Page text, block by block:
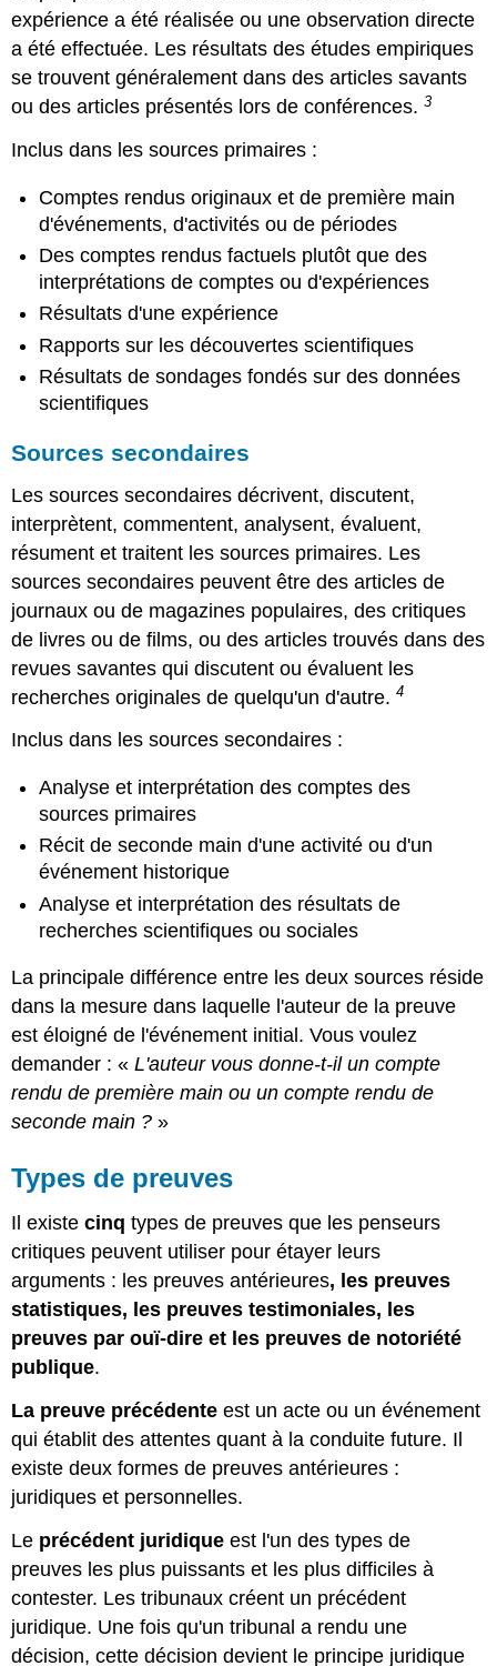
expérience a été réalisée ou une observation directe
a été effectuée. Les résultats des études empiriques
se trouvent généralement dans des articles savants
ou des articles présentés lors de conférences.3
Inclus dans les sources primaires :
Comptes rendus originaux et de première main
d'événements, d'activités ou de périodes
Des comptes rendus factuels plutôt que des
interprétations de comptes ou d'expériences
Résultats d'une expérience
Rapports sur les découvertes scientifiques
Résultats de sondages fondés sur des données
scientifiques
Sources secondaires
Les sources secondaires décrivent, discutent,
interprètent, commentent, analysent, évaluent,
résument et traitent les sources primaires. Les
sources secondaires peuvent être des articles de
journaux ou de magazines populaires, des critiques
de livres ou de films, ou des articles trouvés dans des
revues savantes qui discutent ou évaluent les
recherches originales de quelqu'un d'autre.4
Inclus dans les sources secondaires :
Analyse et interprétation des comptes des
sources primaires
Récit de seconde main d'une activité ou d'un
événement historique
Analyse et interprétation des résultats de
recherches scientifiques ou sociales
La principale différence entre les deux sources réside
dans la mesure dans laquelle l'auteur de la preuve
est éloigné de l'événement initial. Vous voulez
demander : «L'auteur vous donne-t-il un compte
rendu de première main ou un compte rendu de
seconde main ?»
Types de preuves
Il existecinq types de preuves que les penseurs
critiques peuvent utiliser pour étayer leurs
arguments : les preuves antérieures, les preuves
statistiques, les preuves testimoniales, les
preuves par ouï-dire et les preuves de notoriété
publique.
La preuve précédente est un acte ou un événement
qui établit des attentes quant à la conduite future. Il
existe deux formes de preuves antérieures :
juridiques et personnelles.
Le précédent juridique est l'un des types de
preuves les plus puissants et les plus difficiles à
contester. Les tribunaux créent un précédent
juridique. Une fois qu'un tribunal a rendu une
décision, cette décision devient le principe juridique